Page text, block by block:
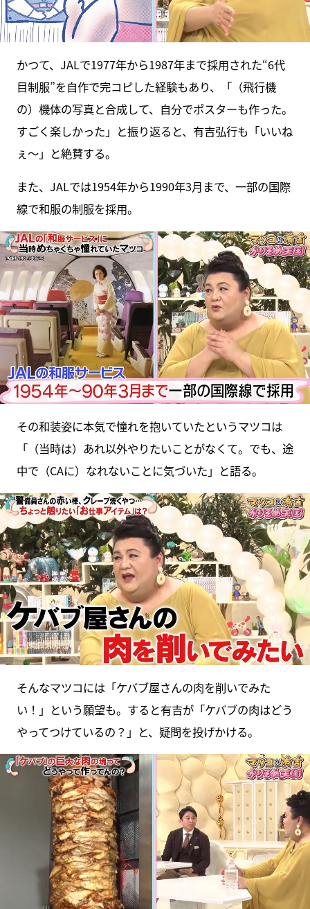
かつて、JALで1977年から1987年まで採用された“6代
目制服”を自作で完コピした経験もあり、「（飛行機
の）機体の写真と合成して、自分でポスターも作った。
すごく楽しかった」と振り返ると、有吉弘行も「いいね
ぇ～」と絶賛する。
また、JALでは1954年から1990年3月まで、一部の国際
線で和服の制服を採用。
その和装姿に本気で憧れを抱いていたというマツコは
「（当時は）あれ以外やりたいことがなくて。でも、途
中で（CAに）なれないことに気づいた」と語る。
そんなマツコには「ケバブ屋さんの肉を削いでみた
い！」という願望も。すると有吉が「ケバブの肉はどう
やってつけているの？」と、疑問を投げかける。